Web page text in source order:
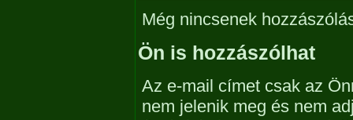
Még nincsenek
Ön is hozzászólhat
Az e-mail címet csak az
nem jelenik meg és nem